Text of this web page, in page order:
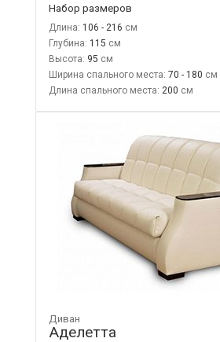
Набор размеров
Длина: 106 - 216
Глубина: 115
Высота: 95
Ширина спального места: 70 - 180
Длина спального места: 200
Диван
Аделетта